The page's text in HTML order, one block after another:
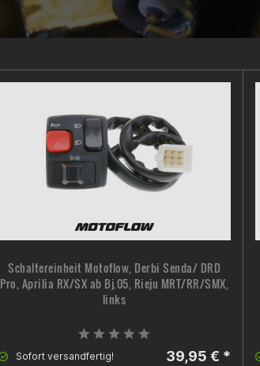
Schaltereinheit Motoflow, Derbi Senda/ DRD
Pro, Aprilia RX/SX ab Bj.05, Rieju MRT/RR/SMX,
links
Sofort versandfertig! 39,95 € *